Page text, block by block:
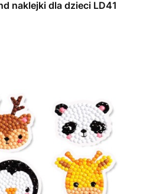
naklejki dla dzieci LD41